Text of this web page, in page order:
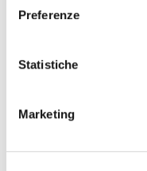
Preferenze
Statistiche
Marketing